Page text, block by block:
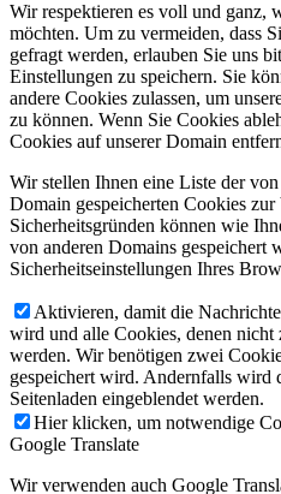
Wir respektieren es voll und ganz,
möchten. Um zu vermeiden, dass
gefragt werden, erlauben Sie uns
Einstellungen zu speichern. Sie
andere Cookies zulassen, um
zu können. Wenn Sie Cookies
Cookies auf unserer Domain
Wir stellen Ihnen eine Liste der
Domain gespeicherten Cookies
Sicherheitsgründen können wie
von anderen Domains gespeichert
Sicherheitseinstellungen Ihres
Aktivieren, damit die
wird und alle Cookies, denen nicht
werden. Wir benötigen zwei
gespeichert wird. Andernfalls wird
Seitenladen eingeblendet werden.
Hier klicken, um notwendige
Google Translate
Wir verwenden auch Google